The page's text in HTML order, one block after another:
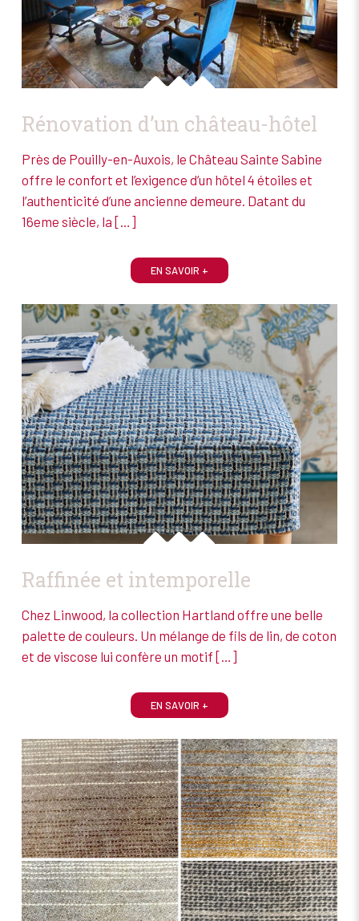
Rénovation d’un château-hôtel
Près de Pouilly-en-Auxois, le Château Sainte Sabine
offre le confort et l’exigence d’un hôtel 4 étoiles et
l’authenticité d’une ancienne demeure. Datant du
16eme siècle, la […]
EN SAVOIR +
Raffinée et intemporelle
Chez Linwood, la collection Hartland offre une belle
palette de couleurs. Un mélange de fils de lin, de coton
et de viscose lui confère un motif […]
EN SAVOIR +